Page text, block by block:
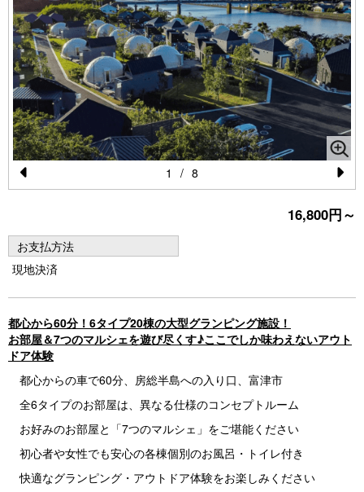
Pr
vi
o
s
N
e
1 / 8
16,800円～
お支払方法
現地決済
都心から60分！6タイプ20棟の大型グランピング施設！
お部屋＆7つのマルシェを遊び尽くす♪ここでしか味わえないアウト
ドア体験
都心からの車で60分、房総半島への入り口、富津市
全6タイプのお部屋は、異なる仕様のコンセプトルーム
お好みのお部屋と「7つのマルシェ」をご堪能ください
初心者や女性でも安心の各棟個別のお風呂・トイレ付き
快適なグランピング・アウトドア体験をお楽しみください